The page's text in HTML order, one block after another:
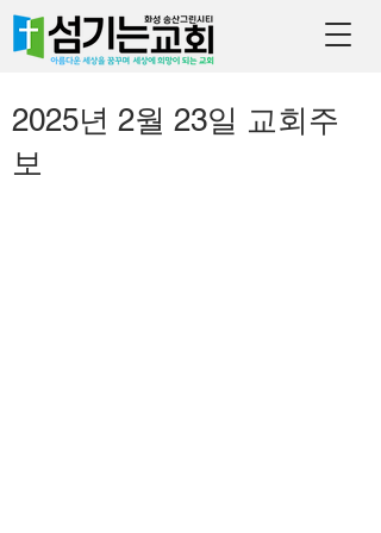
2025년 2월 23일 교회주
보